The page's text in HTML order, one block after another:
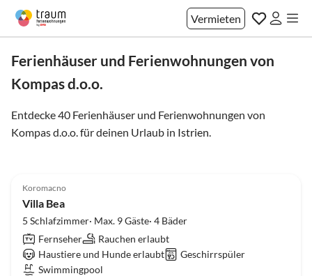
Vermieten
Ferienhäuser und Ferienwohnungen von
Kompas d.o.o.
Entdecke 40 Ferienhäuser und Ferienwohnungen von
Kompas d.o.o. für deinen Urlaub in Istrien.
Koromacno
Villa Bea
5 Schlafzimmer· Max. 9 Gäste· 4 Bäder
Fernseher
Rauchen erlaubt
Haustiere und Hunde erlaubt
Geschirrspüler
Swimmingpool